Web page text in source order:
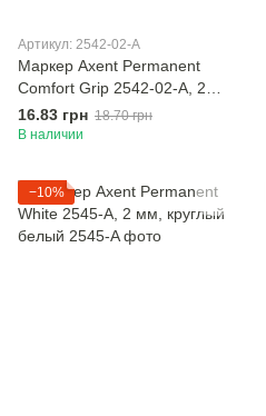
Артикул: 2542-02-A
Маркер Axent Permanent
Comfort Grip 2542-02-A, 2
мм, круглый, синий
16.83 грн 18.70 грн
В наличии
−10%